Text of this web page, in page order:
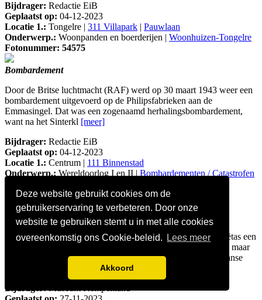
Deze website gebruikt cookies om de
gebruikerservaring te verbeteren. Door onze
website te gebruiken stemt u in met alle cookies
overeenkomstig ons Cookie-beleid.
Lees meer
Akkoord
Bijdrager: Redactie EiB
Geplaatst op: 04-12-2023
Locatie 1.: Tongelre | 311 Villapark | Pauwlaan
Onderwerp.: Woonpanden en boerderijen | Woonhuizen-Tongelre
Fotonummer: 54575
Bombardement
Door de Britse luchtmacht (RAF) werd op 30 maart 1943 weer een
bombardement uitgevoerd op de Philipsfabrieken aan de
Emmasingel. Dat was een zogenaamd herhalingsbombardement,
want na het Sinterkl [meer]
Bijdrager: Redactie EiB
Geplaatst op: 04-12-2023
Locatie 1.: Centrum | 111 Binnenstad
Onderwerp.:Wereldoorlog I en II |Bombardementen / Catastrofen
Fotonummer: 54578
Harmonie Sobriëtas
Op 7 augustus 1904 werd aan de Woenselse harmonie Sobriëtas een
nieuw drapeau aangeboden. Nu noemen we dat een vaandel, maar
dat was begin vorige eeuw niet chic genoeg, dus werd de Franse
Bijdrager:Museum Kempenland